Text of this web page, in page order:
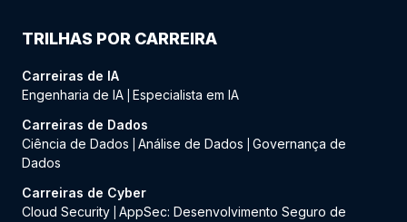
TRILHAS POR CARREIRA
Carreiras de IA
Engenharia de IA Especialista em IA
Carreiras de Dados
Ciência de Dados
Análise de Dados
Governança de
Dados
Carreiras de Cyber
Cloud Security AppSec: Desenvolvimento Seguro de